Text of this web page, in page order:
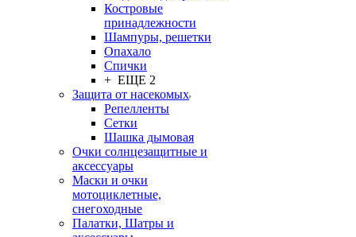
Костровые
принадлежности
Шампуры, решетки
Опахало
Спички
+ ЕЩЕ 2
Защита от насекомых
Репелленты
Сетки
Шашка дымовая
Очки солнцезащитные и
аксессуары
Маски и очки
мотоциклетные,
снегоходные
Палатки, Шатры и